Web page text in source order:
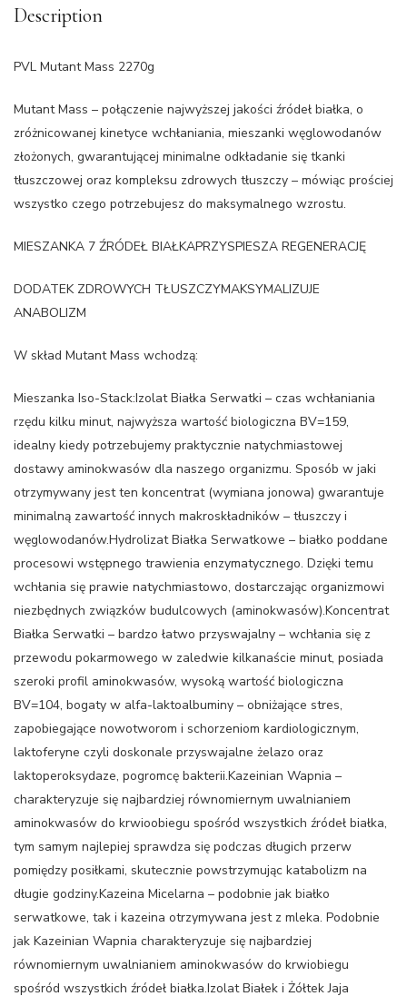
Description
PVL Mutant Mass 2270g
Mutant Mass – połączenie najwyższej jakości źródeł białka, o
zróżnicowanej kinetyce wchłaniania, mieszanki węglowodanów
złożonych, gwarantującej minimalne odkładanie się tkanki
tłuszczowej oraz kompleksu zdrowych tłuszczy – mówiąc prościej
wszystko czego potrzebujesz do maksymalnego wzrostu.
MIESZANKA 7 ŹRÓDEŁ BIAŁKAPRZYSPIESZA REGENERACJĘ
DODATEK ZDROWYCH TŁUSZCZYMAKSYMALIZUJE
ANABOLIZM
W skład Mutant Mass wchodzą:
Mieszanka Iso-Stack:Izolat Białka Serwatki – czas wchłaniania
rzędu kilku minut, najwyższa wartość biologiczna BV=159,
idealny kiedy potrzebujemy praktycznie natychmiastowej
dostawy aminokwasów dla naszego organizmu. Sposób w jaki
otrzymywany jest ten koncentrat (wymiana jonowa) gwarantuje
minimalną zawartość innych makroskładników – tłuszczy i
węglowodanów.Hydrolizat Białka Serwatkowe – białko poddane
procesowi wstępnego trawienia enzymatycznego. Dzięki temu
wchłania się prawie natychmiastowo, dostarczając organizmowi
niezbędnych związków budulcowych (aminokwasów).Koncentrat
Białka Serwatki – bardzo łatwo przyswajalny – wchłania się z
przewodu pokarmowego w zaledwie kilkanaście minut, posiada
szeroki profil aminokwasów, wysoką wartość biologiczna
BV=104, bogaty w alfa-laktoalbuminy – obniżające stres,
zapobiegające nowotworom i schorzeniom kardiologicznym,
laktoferyne czyli doskonale przyswajalne żelazo oraz
laktoperoksydaze, pogromcę bakterii.Kazeinian Wapnia –
charakteryzuje się najbardziej równomiernym uwalnianiem
aminokwasów do krwioobiegu spośród wszystkich źródeł białka,
tym samym najlepiej sprawdza się podczas długich przerw
pomiędzy posiłkami, skutecznie powstrzymując katabolizm na
długie godziny.Kazeina Micelarna – podobnie jak białko
serwatkowe, tak i kazeina otrzymywana jest z mleka. Podobnie
jak Kazeinian Wapnia charakteryzuje się najbardziej
równomiernym uwalnianiem aminokwasów do krwiobiegu
spośród wszystkich źródeł białka.Izolat Białek i Żółtek Jaja